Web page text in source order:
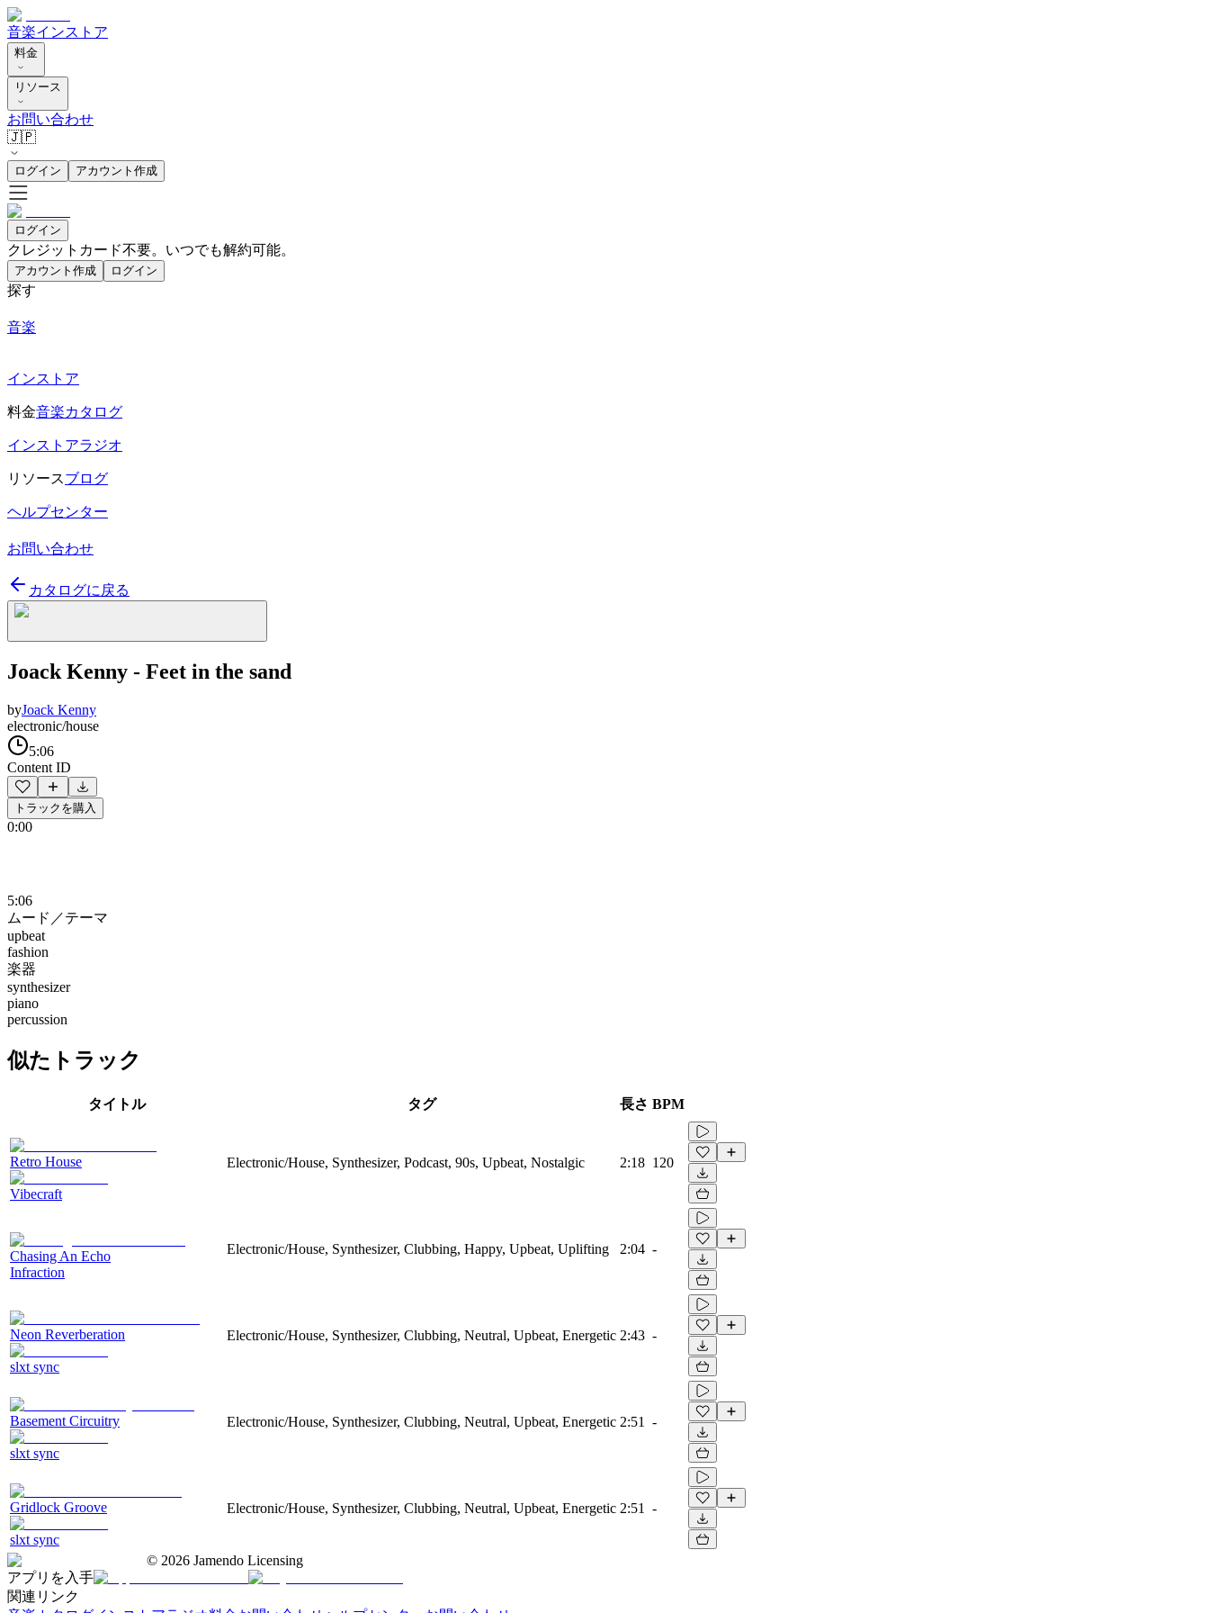
音楽インストア
料金
リソース
お問い合わせ
🇯🇵
ログイン アカウント作成
ログイン
クレジットカード不要。いつでも解約可能。
アカウント作成 ログイン
探す
音楽
インストア
料金音楽カタログ
インストアラジオ
リソースブログ
ヘルプセンター
お問い合わせ
カタログに戻る
Joack Kenny - Feet in the sand
byJoack Kenny
electronic/house
5:06
Content ID
トラックを購入
0:00
5:06
ムード／テーマ
upbeat
fashion
楽器
synthesizer
piano
percussion
似たトラック
タイトル タグ 長さ BPM
Retro House
Vibecraft
Electronic/House, Synthesizer, Podcast, 90s, Upbeat, Nostalgic 2:18 120
Chasing An Echo
Infraction
Electronic/House, Synthesizer, Clubbing, Happy, Upbeat, Uplifting 2:04 -
Neon Reverberation
slxt sync
Electronic/House, Synthesizer, Clubbing, Neutral, Upbeat, Energetic 2:43 -
Basement Circuitry
slxt sync
Electronic/House, Synthesizer, Clubbing, Neutral, Upbeat, Energetic 2:51 -
Gridlock Groove
slxt sync
Electronic/House, Synthesizer, Clubbing, Neutral, Upbeat, Energetic 2:51 -
© 2026 Jamendo Licensing
アプリを入手
関連リンク